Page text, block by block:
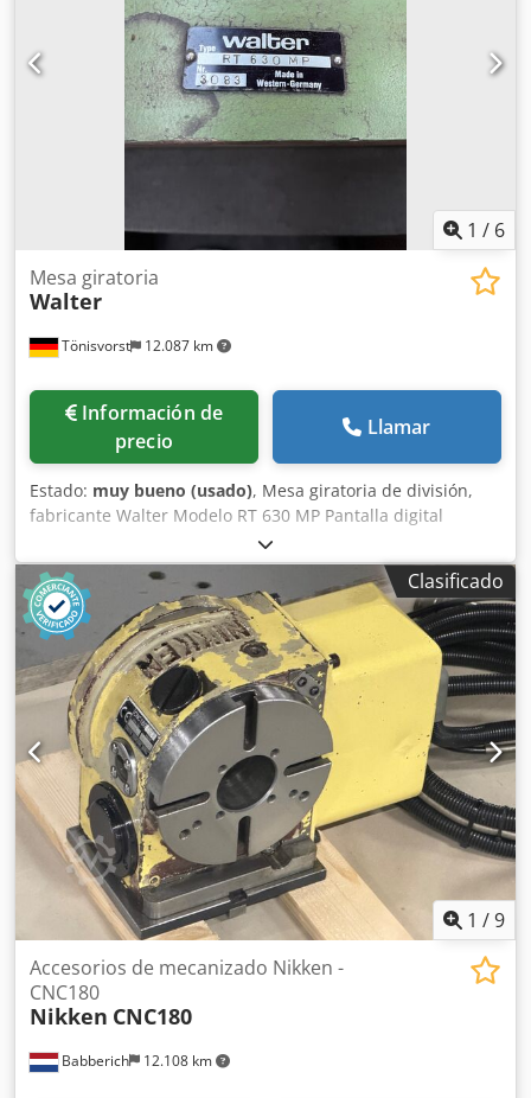
1 / 6
Tönisvorst 12.087 km
Mesa giratoria
Walter
Información de
precio
Llamar
Estado: muy bueno (usado), Mesa giratoria de división,
fabricante Walter Modelo RT 630 MP Pantalla digital
Heidenhain Resolución: grados, minutos, segundos
Superficie de sujeción: diámetro 630 mm Altura en
posición horizontal: 180 mm Altura entre centros en
posición vertical: 460 mm Motor: 400 voltios, 1300 rpm
Mesa giratoria: 1,37 rpm Chedpfxszk A U Aj Ag Dsa
Dimensiones para el transporte: Longitud: 1050 mm
Anchura: 500 mm (con paleta: 800 mm) Altura: 1220 mm
Peso: 915 kg
Clasificado
1 /9
Babberich 12.108 km
Accesorios de mecanizado Nikken -
CNC180
Nikken CNC180